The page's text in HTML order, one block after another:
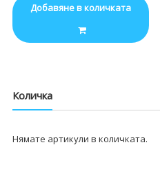
Добавяне в количката
Количка
Нямате артикули в количката.